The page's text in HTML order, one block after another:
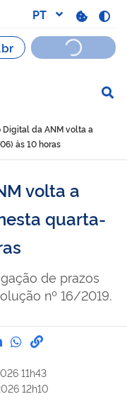
Digital da ANM volta a
às 10 horas
volta a
quarta-
de prazos
nº 16/2019.
por Facebook
por Twitter
Compartilhe por
Compartilhe
link para
11h43
12h10